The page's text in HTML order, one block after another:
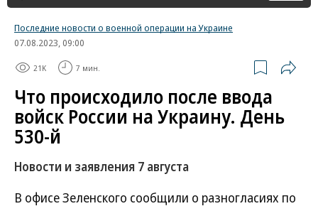
Последние новости о военной операции на Украине
07.08.2023, 09:00
21K 7 мин.
Что происходило после ввода
войск России на Украину. День
530-й
Новости и заявления 7 августа
В офисе Зеленского сообщили о разногласиях по